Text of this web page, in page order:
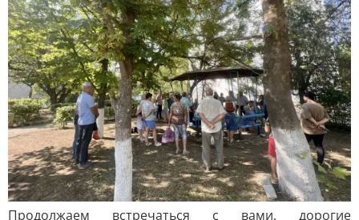
Продолжаем встречаться с вами, дорогие